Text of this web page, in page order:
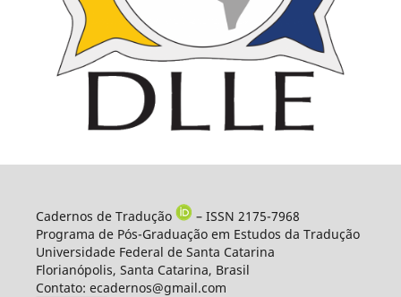
Cadernos de Tradução
– ISSN 2175-7968
Programa de Pós-Graduação em Estudos da Tradução
Universidade Federal de Santa Catarina
Florianópolis, Santa Catarina, Brasil
Contato: ecadernos@gmail.com